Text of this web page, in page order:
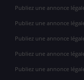
Publiez une annonce
Publiez une annonce
Publiez une annonce
Publiez une annonce
Publiez une annonce